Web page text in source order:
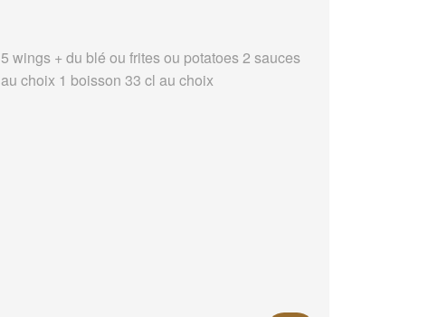
5 wings + du blé ou frites ou potatoes 2 sauces
au choix 1 boisson 33 cl au choix